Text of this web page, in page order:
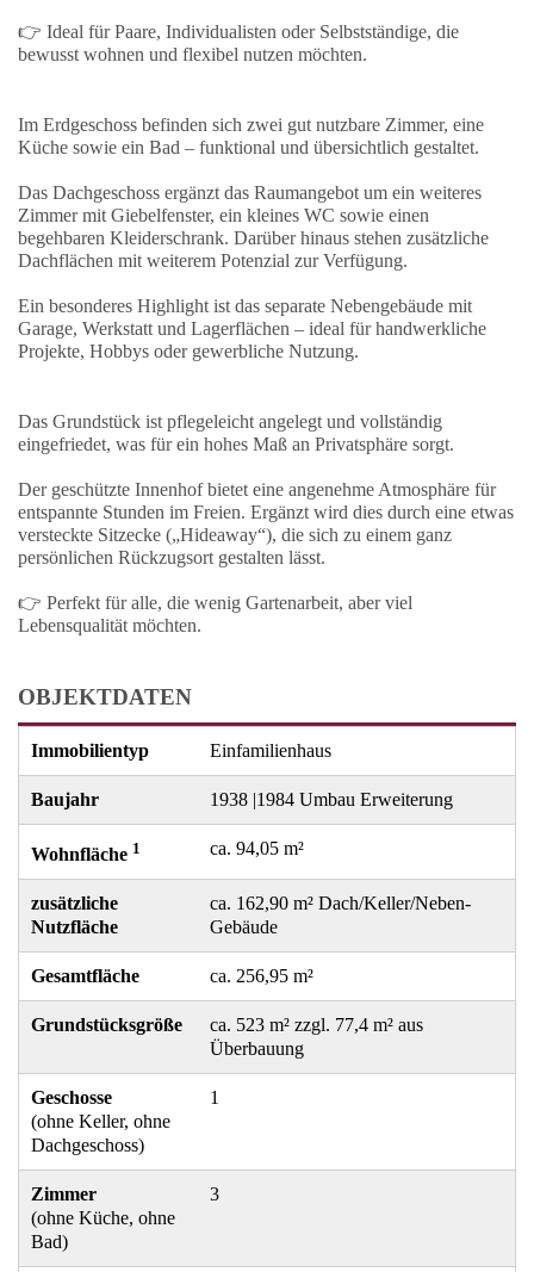
👉 Ideal für Paare, Individualisten oder Selbstständige, die
bewusst wohnen und flexibel nutzen möchten.
Im Erdgeschoss befinden sich zwei gut nutzbare Zimmer, eine
Küche sowie ein Bad – funktional und übersichtlich gestaltet.
Das Dachgeschoss ergänzt das Raumangebot um ein weiteres
Zimmer mit Giebelfenster, ein kleines WC sowie einen
begehbaren Kleiderschrank. Darüber hinaus stehen zusätzliche
Dachflächen mit weiterem Potenzial zur Verfügung.
Ein besonderes Highlight ist das separate Nebengebäude mit
Garage, Werkstatt und Lagerflächen – ideal für handwerkliche
Projekte, Hobbys oder gewerbliche Nutzung.
Das Grundstück ist pflegeleicht angelegt und vollständig
eingefriedet, was für ein hohes Maß an Privatsphäre sorgt.
Der geschützte Innenhof bietet eine angenehme Atmosphäre für
entspannte Stunden im Freien. Ergänzt wird dies durch eine etwas
versteckte Sitzecke („Hideaway“), die sich zu einem ganz
persönlichen Rückzugsort gestalten lässt.
👉 Perfekt für alle, die wenig Gartenarbeit, aber viel
Lebensqualität möchten.
OBJEKTDATEN
Immobilientyp Einfamilienhaus
Baujahr 1938 |1984 Umbau Erweiterung
Wohnfläche 1 ca. 94,05 m²
zusätzliche
Nutzfläche
ca. 162,90 m² Dach/Keller/Neben-
Gebäude
Gesamtfläche ca. 256,95 m²
Grundstücksgröße
ca. 523 m² zzgl. 77,4 m² aus
Überbauung
Geschosse
(ohne Keller, ohne
Dachgeschoss)
1
Zimmer
(ohne Küche, ohne
Bad)
3